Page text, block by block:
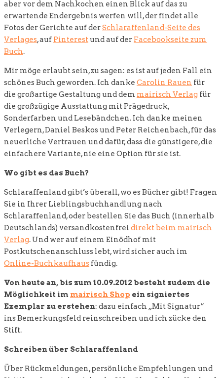
aber vor dem Nachkochen einen Blick auf das zu
erwartende Endergebnis werfen will, der findet alle
Fotos der Gerichte auf derSchlaraffenland-Seite des
Verlages, aufPinterestund auf der Facebookseite zum
Buch.
Mir möge erlaubt sein, zu sagen: es ist auf jeden Fall ein
schönes Buch geworden. Ich danke Carolin Rauen für
die großartige Gestaltung und dem mairisch Verlag für
die großzügige Ausstattung mit Prägedruck,
Sonderfarben und Lesebändchen. Ich danke meinen
Verlegern, Daniel Beskos und Peter Reichenbach, für das
neuerliche Vertrauen und dafür, dass die günstigere, die
einfachere Variante, nie eine Option für sie ist.
Wo gibt es das Buch?
Schlaraffenland gibt’s überall, wo es Bücher gibt! Fragen
Sie in Ihrer Lieblingsbuchhandlung nach
Schlaraffenland, oder bestellen Sie das Buch (innerhalb
Deutschlands) versandkostenfrei direkt beim mairisch
Verlag. Und wer auf einem Einödhof mit
Postkutschenanschluss lebt, wird sicher auch im
Online-Buchkaufhaus fündig.
Von heute an, bis zum 10.09.2012 besteht zudem die
Möglichkeit im mairisch Shop ein signiertes
Exemplar zu erstehen: dazu einfach „Mit Signatur“
ins Bemerkungsfeld reinschreiben und ich zücke den
Stift.
Schreiben über Schlaraffenland
Über Rückmeldungen, persönliche Empfehlungen und